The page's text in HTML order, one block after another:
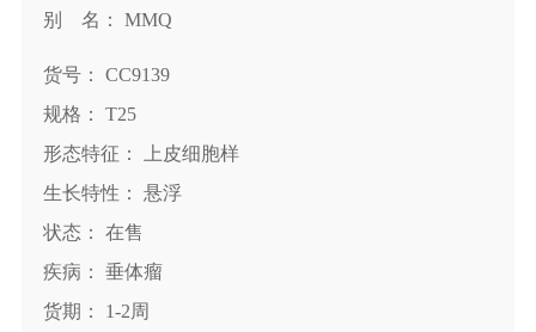
别 名： MMQ
货号： CC9139
规格： T25
形态特征： 上皮细胞样
生长特性： 悬浮
状态： 在售
疾病： 垂体瘤
货期： 1-2周